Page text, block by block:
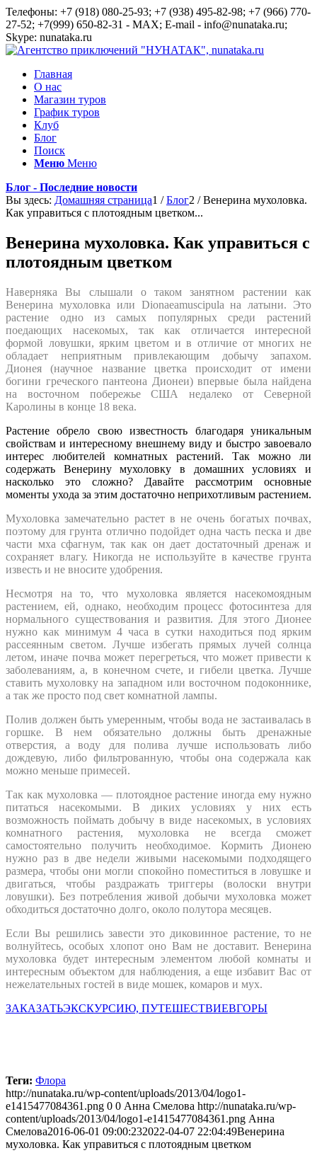
Телефоны: +7 (918) 080-25-93; +7 (938) 495-82-98; +7 (966) 770-
27-52; +7(999) 650-82-31 - MAX; E-mail - info@nunataka.ru;
Skype: nunataka.ru
Главная
О нас
Магазин туров
График туров
Клуб
Блог
Поиск
Меню Меню
Блог - Последние новости
Вы здесь: Домашняя страница1 / Блог2 / Венерина мухоловка.
Как управиться с плотоядным цветком...
Венерина мухоловка. Как управиться с
плотоядным цветком
Наверняка Вы слышали о таком занятном растении как
Венерина мухоловка или Dionaeamuscipula на латыни. Это
растение одно из самых популярных среди растений
поедающих насекомых, так как отличается интересной
формой ловушки, ярким цветом и в отличие от многих не
обладает неприятным привлекающим добычу запахом.
Дионея (научное название цветка происходит от имени
богини греческого пантеона Дионеи) впервые была найдена
на восточном побережье США недалеко от Северной
Каролины в конце 18 века.
Растение обрело свою известность благодаря уникальным
свойствам и интересному внешнему виду и быстро завоевало
интерес любителей комнатных растений. Так можно ли
содержать Венерину мухоловку в домашних условиях и
насколько это сложно? Давайте рассмотрим основные
моменты ухода за этим достаточно неприхотливым растением.
Мухоловка замечательно растет в не очень богатых почвах,
поэтому для грунта отлично подойдет одна часть песка и две
части мха сфагнум, так как он дает достаточный дренаж и
сохраняет влагу. Никогда не используйте в качестве грунта
известь и не вносите удобрения.
Несмотря на то, что мухоловка является насекомоядным
растением, ей, однако, необходим процесс фотосинтеза для
нормального существования и развития. Для этого Дионее
нужно как минимум 4 часа в сутки находиться под ярким
рассеянным светом. Лучше избегать прямых лучей солнца
летом, иначе почва может перегреться, что может привести к
заболеваниям, а, в конечном счете, и гибели цветка. Лучше
ставить мухоловку на западном или восточном подоконнике,
а так же просто под свет комнатной лампы.
Полив должен быть умеренным, чтобы вода не застаивалась в
горшке. В нем обязательно должны быть дренажные
отверстия, а воду для полива лучше использовать либо
дождевую, либо фильтрованную, чтобы она содержала как
можно меньше примесей.
Так как мухоловка — плотоядное растение иногда ему нужно
питаться насекомыми. В диких условиях у них есть
возможность поймать добычу в виде насекомых, в условиях
комнатного растения, мухоловка не всегда сможет
самостоятельно получить необходимое. Кормить Дионею
нужно раз в две недели живыми насекомыми подходящего
размера, чтобы они могли спокойно поместиться в ловушке и
двигаться, чтобы раздражать триггеры (волоски внутри
ловушки). Без потребления живой добычи мухоловка может
обходиться достаточно долго, около полутора месяцев.
Если Вы решились завести это диковинное растение, то не
волнуйтесь, особых хлопот оно Вам не доставит. Венерина
мухоловка будет интересным элементом любой комнаты и
интересным объектом для наблюдения, а еще избавит Вас от
нежелательных гостей в виде мошек, комаров и мух.
ЗАКАЗАТЬЭКСКУРСИЮ, ПУТЕШЕСТВИЕВГОРЫ
Теги: Флора
http://nunataka.ru/wp-content/uploads/2013/04/logo1-
e1415477084361.png 0 0 Анна Смелова http://nunataka.ru/wp-
content/uploads/2013/04/logo1-e1415477084361.png Анна
Смелова2016-06-01 09:00:232022-04-07 22:04:49Венерина
мухоловка. Как управиться с плотоядным цветком